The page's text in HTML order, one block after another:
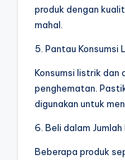
produk dengan
mahal.
5. Pantau Konsumsi
Konsumsi listrik dan
penghematan.
digunakan untuk
6. Beli dalam
Beberapa produk